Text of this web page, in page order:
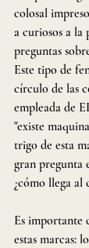
colosal
a curiosos a la
preguntas
Este tipo de
círculo de las
empleada de
"existe
trigo de esta
gran pregunta
¿cómo llega al
Es importante
estas marcas: